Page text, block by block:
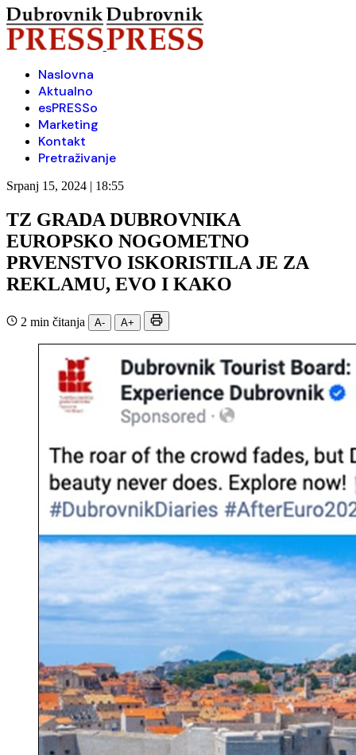
Naslovna
Aktualno
esPRESSo
Marketing
Kontakt
Pretraživanje
Srpanj 15, 2024 | 18:55
TZ GRADA DUBROVNIKA
EUROPSKO NOGOMETNO
PRVENSTVO ISKORISTILA JE ZA
REKLAMU, EVO I KAKO
2 min čitanja A- A+